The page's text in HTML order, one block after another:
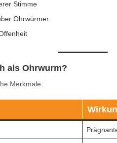
Stimme
Ohrwürmer
als Ohrwurm?
Merkmale: